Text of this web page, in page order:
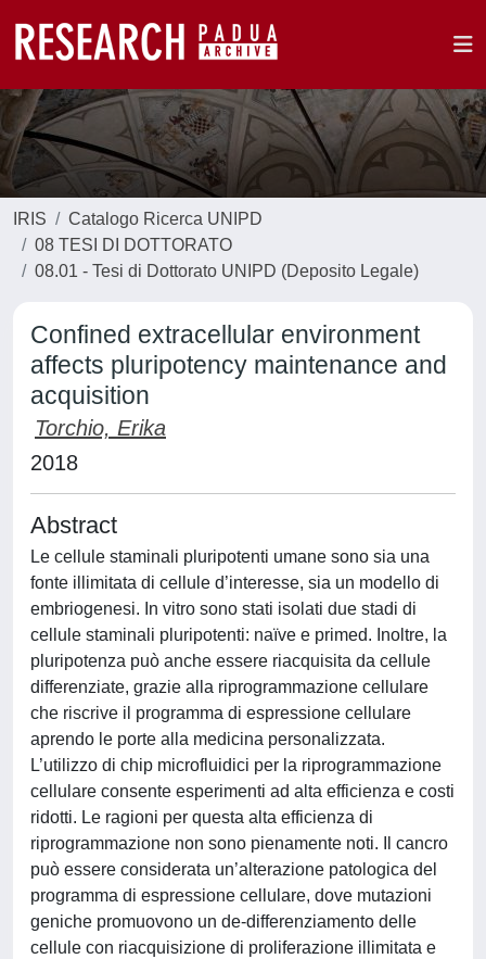
IRIS
Catalogo Ricerca UNIPD
08 TESI DI DOTTORATO
08.01 - Tesi di Dottorato UNIPD (Deposito Legale)
Confined extracellular environment
affects pluripotency maintenance and
acquisition
Torchio, Erika
2018
Abstract
Le cellule staminali pluripotenti umane sono sia una
fonte illimitata di cellule d’interesse, sia un modello di
embriogenesi. In vitro sono stati isolati due stadi di
cellule staminali pluripotenti: naïve e primed. Inoltre, la
pluripotenza può anche essere riacquisita da cellule
differenziate, grazie alla riprogrammazione cellulare
che riscrive il programma di espressione cellulare
aprendo le porte alla medicina personalizzata.
L’utilizzo di chip microfluidici per la riprogrammazione
cellulare consente esperimenti ad alta efficienza e costi
ridotti. Le ragioni per questa alta efficienza di
riprogrammazione non sono pienamente noti. Il cancro
può essere considerata un’alterazione patologica del
programma di espressione cellulare, dove mutazioni
geniche promuovono un de-differenziamento delle
cellule con riacquisizione di proliferazione illimitata e